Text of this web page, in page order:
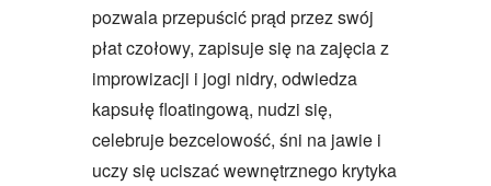
pozwala przepuścić prąd przez swój
płat czołowy, zapisuje się na zajęcia z
improwizacji i jogi nidry, odwiedza
kapsułę floatingową, nudzi się,
celebruje bezcelowość, śni na jawie i
uczy się uciszać wewnętrznego krytyka